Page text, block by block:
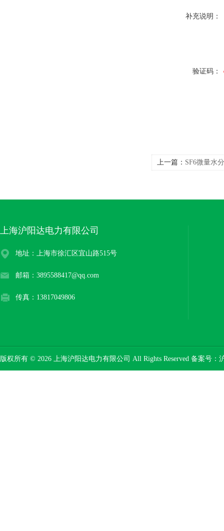
补充说明：
验证码：
上一篇： SF6微量水
上海沪阳达电力有限公司
地址：上海市徐汇区宜山路515号
邮箱：3895588417@qq.com
传真：13817049806
版权所有 © 2026 上海沪阳达电力有限公司 All Rights Reserved 备案号：